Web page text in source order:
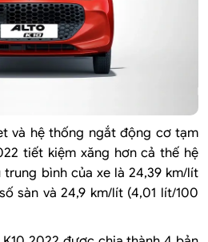
và hệ thống ngắt động cơ tạm
tiết kiệm xăng hơn cả thế hệ
bình của xe là 24,39 km/lít
sàn và 24,9 km/lít (4,01 lít/100